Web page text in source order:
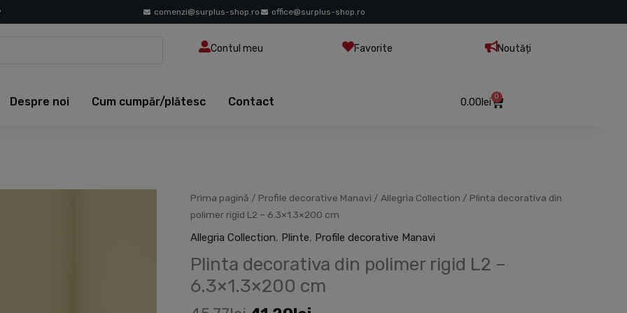
comenzi@surplus-shop.ro office@surplus-shop.ro
Contul meu Favorite Noutăți
Despre noi Cum cumpăr/plătesc Contact 0.00lei 0
Cart
Prima pagină / Profile decorative Manavi / Allegria Collection / Plinta decorativa din
polimer rigid L2 – 6.3×1.3×200 cm
Allegria Collection, Plinte, Profile decorative Manavi
Plinta decorativa din polimer rigid L2 –
6.3×1.3×200 cm
Prețul
inițial
a
fost:
45.77lei.
Prețul
curent
este:
41.20lei.
Cantitate
Plinta
decorativa
polimer
rigid